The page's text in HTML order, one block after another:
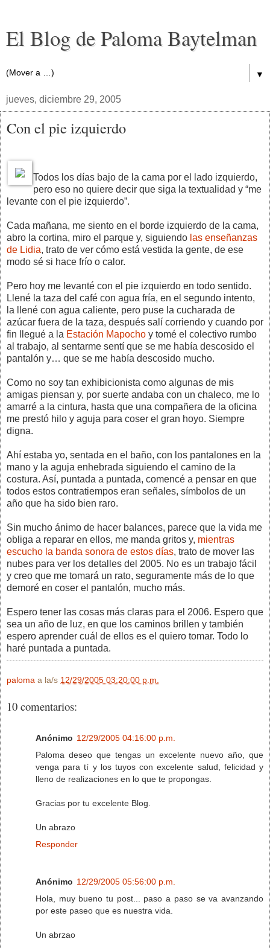
El Blog de Paloma Baytelman
▼
jueves, diciembre 29, 2005
Con el pie izquierdo
Todos los días bajo de la cama por el lado izquierdo,
pero eso no quiere decir que siga la textualidad y “me
levante con el pie izquierdo”.
Cada mañana, me siento en el borde izquierdo de la cama,
abro la cortina, miro el parque y, siguiendo las enseñanzas
de Lidia, trato de ver cómo está vestida la gente, de ese
modo sé si hace frío o calor.
Pero hoy me levanté con el pie izquierdo en todo sentido.
Llené la taza del café con agua fría, en el segundo intento,
la llené con agua caliente, pero puse la cucharada de
azúcar fuera de la taza, después salí corriendo y cuando por
fin llegué a la Estación Mapocho y tomé el colectivo rumbo
al trabajo, al sentarme sentí que se me había descosido el
pantalón y… que se me había descosido mucho.
Como no soy tan exhibicionista como algunas de mis
amigas piensan y, por suerte andaba con un chaleco, me lo
amarré a la cintura, hasta que una compañera de la oficina
me prestó hilo y aguja para coser el gran hoyo. Siempre
digna.
Ahí estaba yo, sentada en el baño, con los pantalones en la
mano y la aguja enhebrada siguiendo el camino de la
costura. Así, puntada a puntada, comencé a pensar en que
todos estos contratiempos eran señales, símbolos de un
año que ha sido bien raro.
Sin mucho ánimo de hacer balances, parece que la vida me
obliga a reparar en ellos, me manda gritos y, mientras
escucho la banda sonora de estos días, trato de mover las
nubes para ver los detalles del 2005. No es un trabajo fácil
y creo que me tomará un rato, seguramente más de lo que
demoré en coser el pantalón, mucho más.
Espero tener las cosas más claras para el 2006. Espero que
sea un año de luz, en que los caminos brillen y también
espero aprender cuál de ellos es el quiero tomar. Todo lo
haré puntada a puntada.
paloma a la/s 12/29/2005 03:20:00 p.m.
10 comentarios:
Anónimo 12/29/2005 04:16:00 p.m.
Paloma deseo que tengas un excelente nuevo año, que
venga para tí y los tuyos con excelente salud, felicidad y
lleno de realizaciones en lo que te propongas.
Gracias por tu excelente Blog.
Un abrazo
Responder
Anónimo 12/29/2005 05:56:00 p.m.
Hola, muy bueno tu post... paso a paso se va avanzando
por este paseo que es nuestra vida.
Un abrzao